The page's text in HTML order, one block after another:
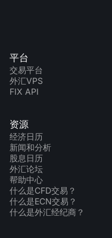
平台
交易平台
外汇VPS
FIX API
资源
经济日历
新闻和分析
股息日历
外汇论坛
帮助中心
什么是CFD交易？
什么是ECN交易？
什么是外汇经纪商？